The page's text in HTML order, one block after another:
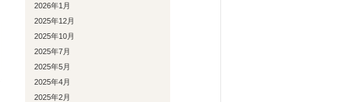
2026年1月
2025年12月
2025年10月
2025年7月
2025年5月
2025年4月
2025年2月